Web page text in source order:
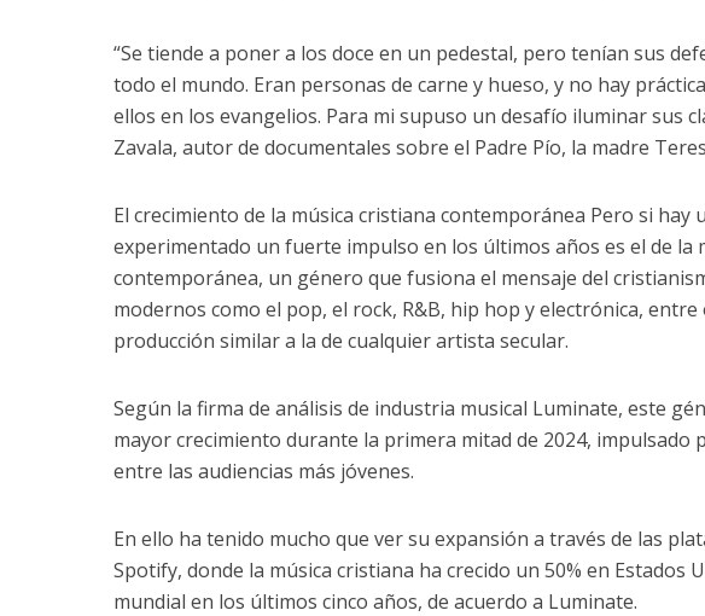
“Se tiende a poner a los doce en un pedestal, pero tenían sus
todo el mundo. Eran personas de carne y hueso, y no hay
ellos en los evangelios. Para mi supuso un desafío iluminar sus
Zavala, autor de documentales sobre el Padre Pío, la madre
El crecimiento de la música cristiana contemporánea Pero si hay
experimentado un fuerte impulso en los últimos años es el de la
contemporánea, un género que fusiona el mensaje del
modernos como el pop, el rock, R&B, hip hop y electrónica,
producción similar a la de cualquier artista secular.
Según la firma de análisis de industria musical Luminate, este
mayor crecimiento durante la primera mitad de 2024, impulsado
entre las audiencias más jóvenes.
En ello ha tenido mucho que ver su expansión a través de las
Spotify, donde la música cristiana ha crecido un 50% en Estados
mundial en los últimos cinco años, de acuerdo a Luminate.